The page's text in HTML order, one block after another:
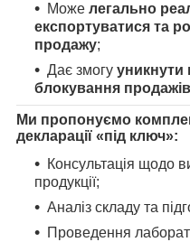
Може легально
експортуватися та
продажу;
Дає змогу уникнути
блокування продажів
Ми пропонуємо
декларації «під ключ»:
Консультація щодо
продукції;
Аналіз складу та
Проведення